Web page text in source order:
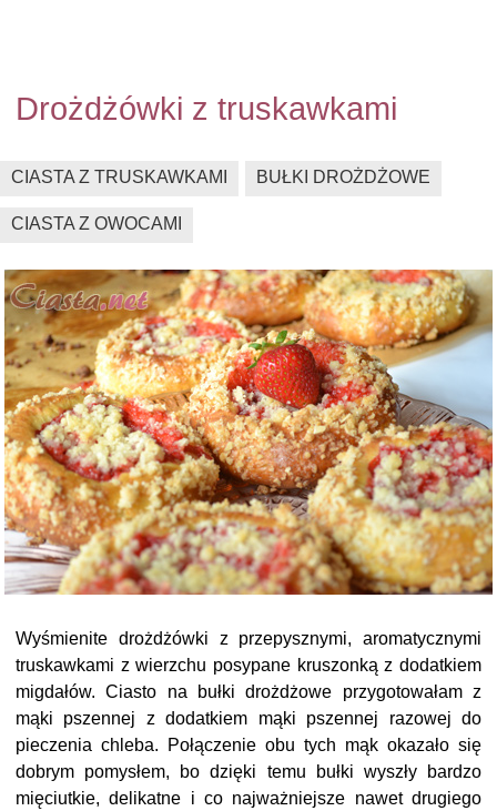
Drożdżówki z truskawkami
CIASTA Z TRUSKAWKAMI BUŁKI DROŻDŻOWE
CIASTA Z OWOCAMI
Wyśmienite drożdżówki z przepysznymi, aromatycznymi
truskawkami z wierzchu posypane kruszonką z dodatkiem
migdałów. Ciasto na bułki drożdżowe przygotowałam z
mąki pszennej z dodatkiem mąki pszennej razowej do
pieczenia chleba. Połączenie obu tych mąk okazało się
dobrym pomysłem, bo dzięki temu bułki wyszły bardzo
mięciutkie, delikatne i co najważniejsze nawet drugiego